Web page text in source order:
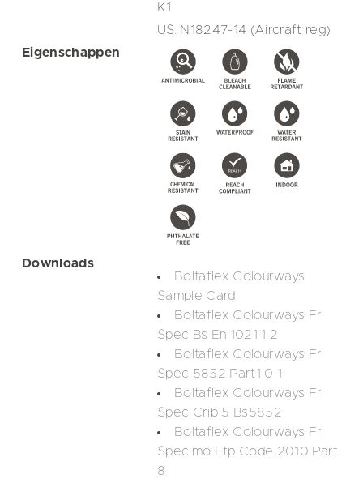
K1
US: N18247-14 (Aircraft reg)
Eigenschappen
Downloads
Boltaflex Colourways
Sample Card
Boltaflex Colourways Fr
Spec Bs En 1021 1 2
Boltaflex Colourways Fr
Spec 5852 Part1 0 1
Boltaflex Colourways Fr
Spec Crib 5 Bs5852
Boltaflex Colourways Fr
Specimo Ftp Code 2010 Part
8